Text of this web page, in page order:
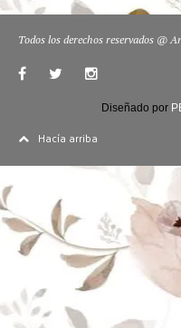
Todos los derechos reservados @
Diseñado por
Hacía arriba